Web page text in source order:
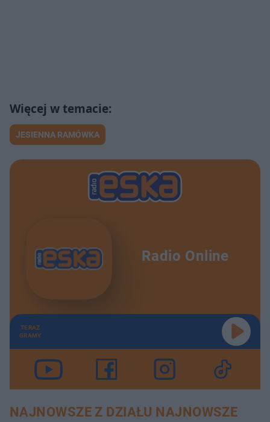
JESIENNA RAMÓWKA
Radio Online
TERAZ
GRAMY
NAJNOWSZE Z DZIAŁU NAJNOWSZE